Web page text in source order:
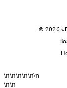
© 2026
\n\n\n\n\n\n
\n\n